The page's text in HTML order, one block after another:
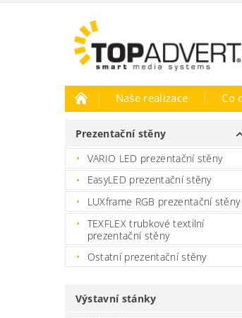
Naše realizace Co
Prezentační stěny
VARIO LED prezentační stěny
EasyLED prezentační stěny
LUXframe RGB prezentační stěny
TEXFLEX trubkové textilní
prezentační stěny
Ostatní prezentační stěny
Výstavní stánky